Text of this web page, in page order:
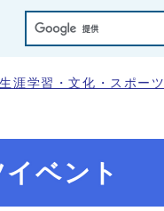
生涯学習・文化・スポーツ
ベント